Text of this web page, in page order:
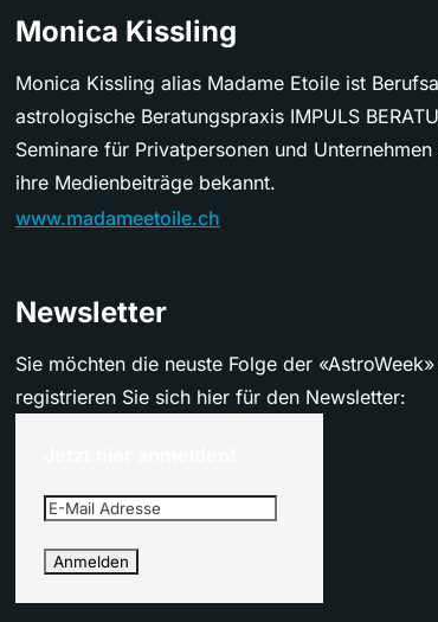
Monica Kissling
Monica Kissling alias Madame Etoile ist
astrologische Beratungspraxis IMPULS
Seminare für Privatpersonen und
ihre Medienbeiträge bekannt.
www.madameetoile.ch
Newsletter
Sie möchten die neuste Folge der
registrieren Sie sich hier für den Newsletter: